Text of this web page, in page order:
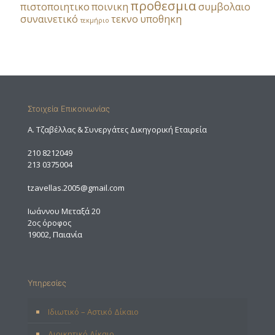
πιστοποιητικοποινικη προθεσμιασυμβολαιο
συναινετικό τεκμήριο τεκνο υποθηκη
Στοιχεία Επικοινωνίας
A. Τζαβέλλας & Συνεργάτες Δικηγορική Εταιρεία
210 8212049
213 0375004
tzavellas.2005@gmail.com
Ιωάννου Μεταξά 20
2ος όροφος
19002, Παιανία
Υπηρεσίες
Ιδιωτικό – Αστικό Δίκαιο